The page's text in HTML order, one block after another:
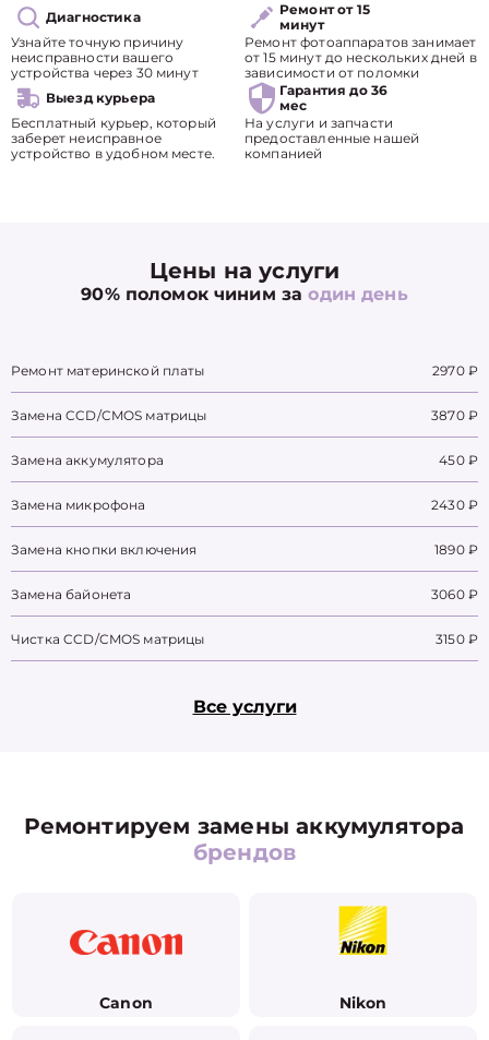
Диагностика
Узнайте точную причину
неисправности вашего
устройства через 30 минут
Ремонт от 15
минут
Ремонт фотоаппаратов занимает
от 15 минут до нескольких дней в
зависимости от поломки
Выезд курьера
Бесплатный курьер, который
заберет неисправное
устройство в удобном месте.
Гарантия до 36
мес
На услуги и запчасти
предоставленные нашей
компанией
Цены на услуги
90% поломок чиним заодин день
Ремонт материнской платы 2970 ₽
Замена CCD/CMOS матрицы 3870 ₽
Замена аккумулятора 450 ₽
Замена микрофона 2430 ₽
Замена кнопки включения 1890 ₽
Замена байонета 3060 ₽
Чистка CCD/CMOS матрицы 3150 ₽
Все услуги
Ремонтируем замены аккумулятора
брендов
Canon Nikon